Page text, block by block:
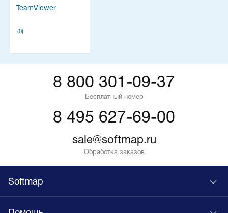
TeamViewer
(0)
8 800 301-09-37
Бесплатный номер
8 495 627-69-00
sale@softmap.ru
Обработка заказов
Softmap